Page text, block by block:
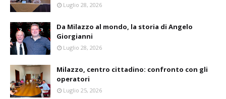
Luglio 28, 2026
Da Milazzo al mondo, la storia di Angelo
Giorgianni
Luglio 28, 2026
Milazzo, centro cittadino: confronto con gli
operatori
Luglio 25, 2026